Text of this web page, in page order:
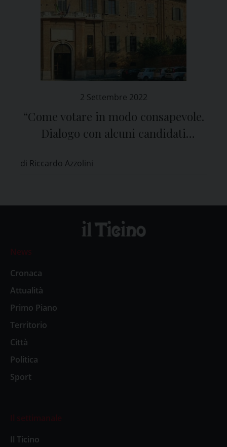
2 Settembre 2022
“Come votare in modo consapevole.
Dialogo con alcuni candidati
di Riccardo Azzolini
News
Cronaca
Attualità
Primo Piano
Territorio
Città
Politica
Sport
Il settimanale
Il Ticino